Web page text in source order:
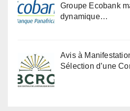
Groupe Ecobank
dynamique…
Avis à
Sélection d’une